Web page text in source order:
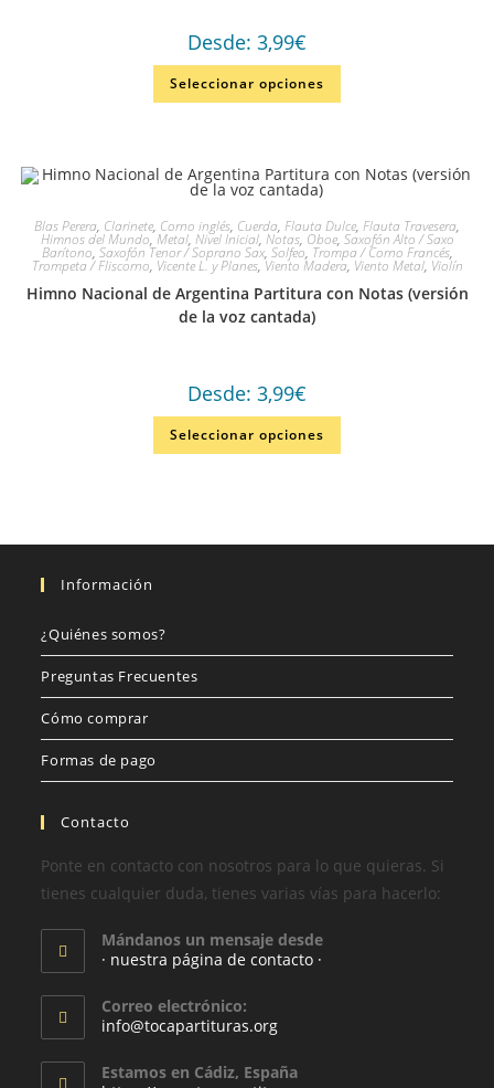
Desde: 3,99€
Seleccionar opciones
Blas Perera, Clarinete, Corno inglés, Cuerda, Flauta Dulce, Flauta Travesera,
Himnos del Mundo,Metal, Nivel Inicial, Notas, Oboe, Saxofón Alto / Saxo
Barítono, Saxofón Tenor / Soprano Sax, Solfeo, Trompa / Corno Francés,
Trompeta / Fliscorno, Vicente L. y Planes,Viento Madera, Viento Metal, Violín
Himno Nacional de Argentina Partitura con Notas (versión
de la voz cantada)
Desde: 3,99€
Seleccionar opciones
Información
¿Quiénes somos?
Preguntas Frecuentes
Cómo comprar
Formas de pago
Contacto
Ponte en contacto con nosotros para lo que quieras. Si
tienes cualquier duda, tienes varias vías para hacerlo:
Mándanos un mensaje desde
· nuestra página de contacto ·
Correo electrónico:
info@tocapartituras.org
Estamos en Cádiz, España